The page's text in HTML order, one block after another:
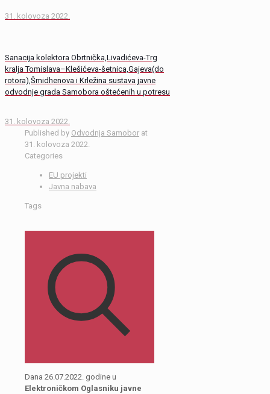
31. kolovoza 2022.
Sanacija kolektora Obrtnička,Livadićeva-Trg
kralja Tomislava–Klešićeva-šetnica,Gajeva(do
rotora),Šmidhenova i Krležina sustava javne
odvodnje grada Samobora oštećenih u potresu
31. kolovoza 2022.
Published by Odvodnja Samobor at
31. kolovoza 2022.
Categories
EU projekti
Javna nabava
Tags
Dana 26.07.2022. godine u
Elektroničkom Oglasniku javne